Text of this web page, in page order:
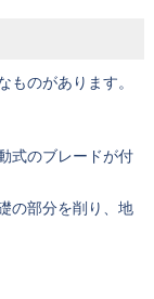
ものがあります。
式のブレードが付
の部分を削り、地